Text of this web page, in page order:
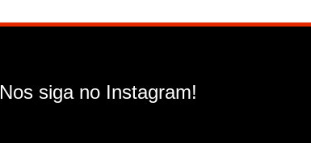
Nos siga no Instagram!